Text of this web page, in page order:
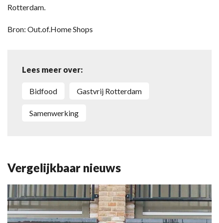
Rotterdam.
Bron: Out.of.Home Shops
Lees meer over:
Bidfood Gastvrij Rotterdam
samenwerking
Vergelijkbaar nieuws